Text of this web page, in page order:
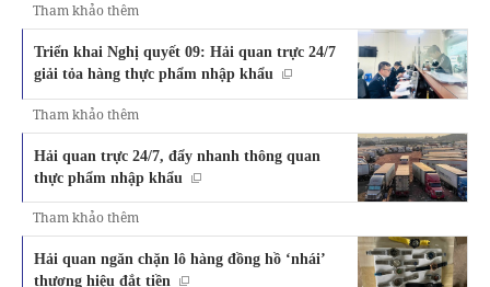
Tham khảo thêm
Triển khai Nghị quyết 09: Hải quan trực 24/7
giải tỏa hàng thực phẩm nhập khẩu
Tham khảo thêm
Hải quan trực 24/7, đẩy nhanh thông quan
thực phẩm nhập khẩu
Tham khảo thêm
Hải quan ngăn chặn lô hàng đồng hồ ‘nhái’
thương hiệu đắt tiền